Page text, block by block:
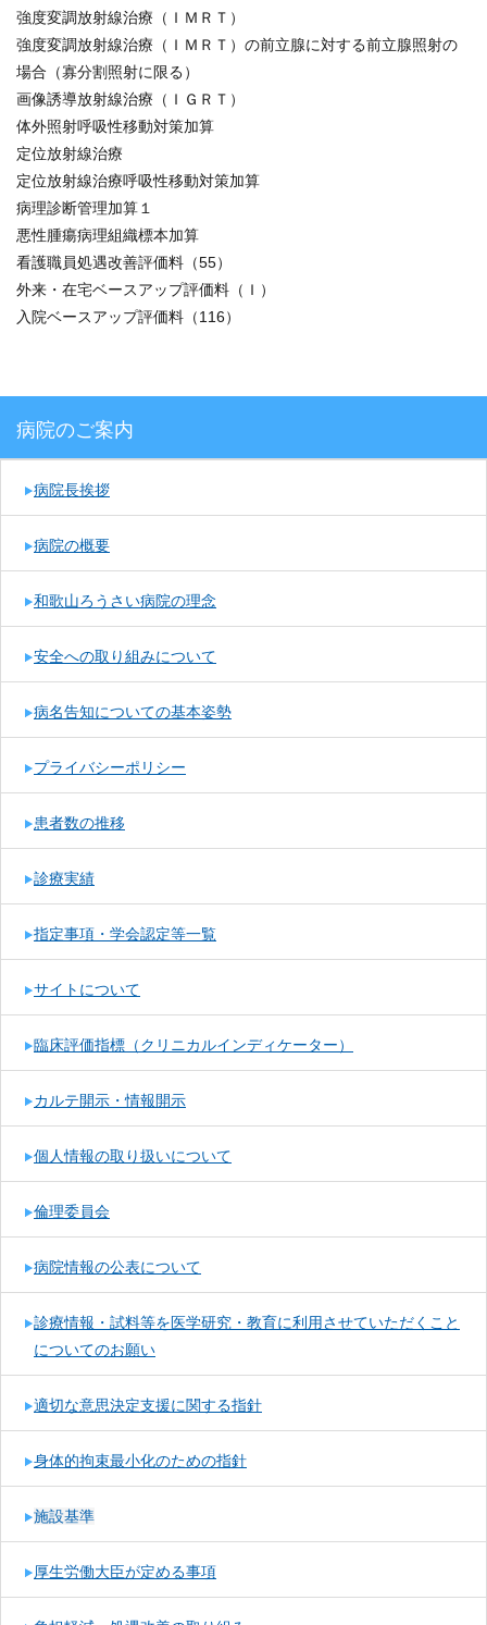
強度変調放射線治療（ＩＭＲＴ）
強度変調放射線治療（ＩＭＲＴ）の前立腺に対する前立腺照射の
場合（寡分割照射に限る）
画像誘導放射線治療（ＩＧＲＴ）
体外照射呼吸性移動対策加算
定位放射線治療
定位放射線治療呼吸性移動対策加算
病理診断管理加算１
悪性腫瘍病理組織標本加算
看護職員処遇改善評価料（55）
外来・在宅ベースアップ評価料（Ｉ）
入院ベースアップ評価料（116）
病院のご案内
病院長挨拶
病院の概要
和歌山ろうさい病院の理念
安全への取り組みについて
病名告知についての基本姿勢
プライバシーポリシー
患者数の推移
診療実績
指定事項・学会認定等一覧
サイトについて
臨床評価指標（クリニカルインディケーター）
カルテ開示・情報開示
個人情報の取り扱いについて
倫理委員会
病院情報の公表について
診療情報・試料等を医学研究・教育に利用させていただくこと
についてのお願い
適切な意思決定⽀援に関する指針
身体的拘束最小化のための指針
施設基準
厚生労働大臣が定める事項